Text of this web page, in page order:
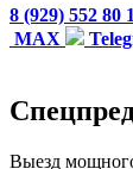
8 (929) 552 80
MAX
Выезд